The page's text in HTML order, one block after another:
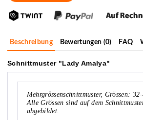
Beschreibung Bewertungen (0) FAQ
Schnittmuster "Lady Amalya"
Mehrgrössenschnittmuster, Grössen:
Alle Grössen sind auf dem
abgebildet.